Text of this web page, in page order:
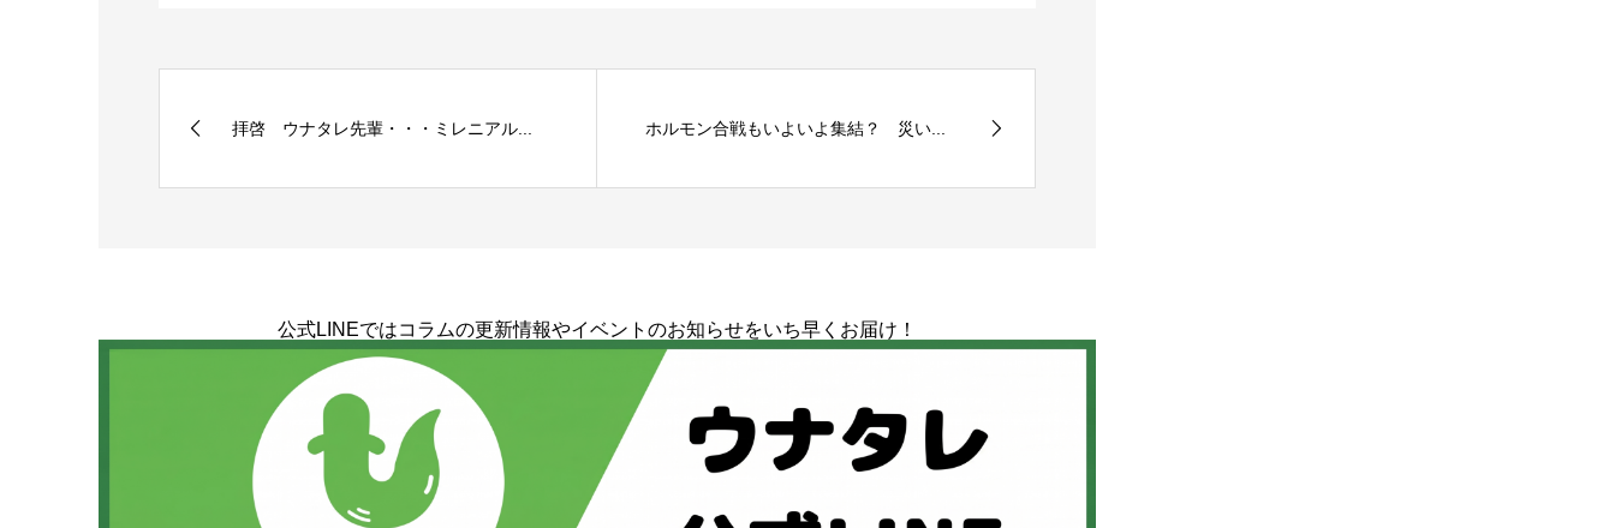
拝啓 ウナタレ先輩・・・ミレニアル... ホルモン合戦もいよいよ集結？ 災い...
公式LINEではコラムの更新情報やイベントのお知らせをいち早くお届け！